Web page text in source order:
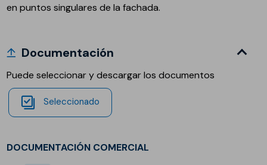
en puntos singulares de la fachada.
Documentación
Puede seleccionar y descargar los documentos
Seleccionado
DOCUMENTACIÓN COMERCIAL